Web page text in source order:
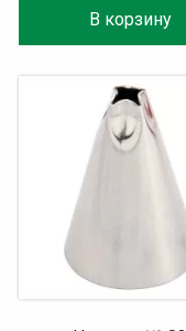
В корзину